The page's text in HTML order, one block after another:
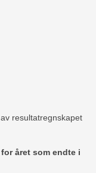
resultatregnskapet
året som endte i